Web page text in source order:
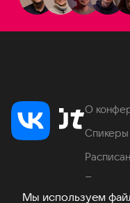
Мы используем
О
Спикеры